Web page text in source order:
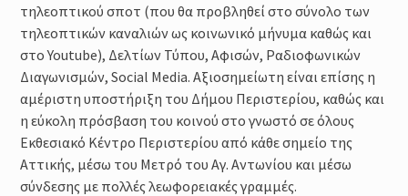
τηλεοπτικού σποτ (που θα προβληθεί στο σύνολο των
τηλεοπτικών καναλιών ως κοινωνικό μήνυμα καθώς και
στο Υοutube), Δελτίων Τύπου, Aφισών, Ραδιοφωνικών
Διαγωνισμών, Social Media. Αξιοσημείωτη είναι επίσης η
αμέριστη υποστήριξη του Δήμου Περιστερίου, καθώς και
η εύκολη πρόσβαση του κοινού στο γνωστό σε όλους
Εκθεσιακό Κέντρο Περιστερίου από κάθε σημείο της
Αττικής, μέσω του Μετρό του Αγ. Αντωνίου και μέσω
σύνδεσης με πολλές λεωφορειακές γραμμές.